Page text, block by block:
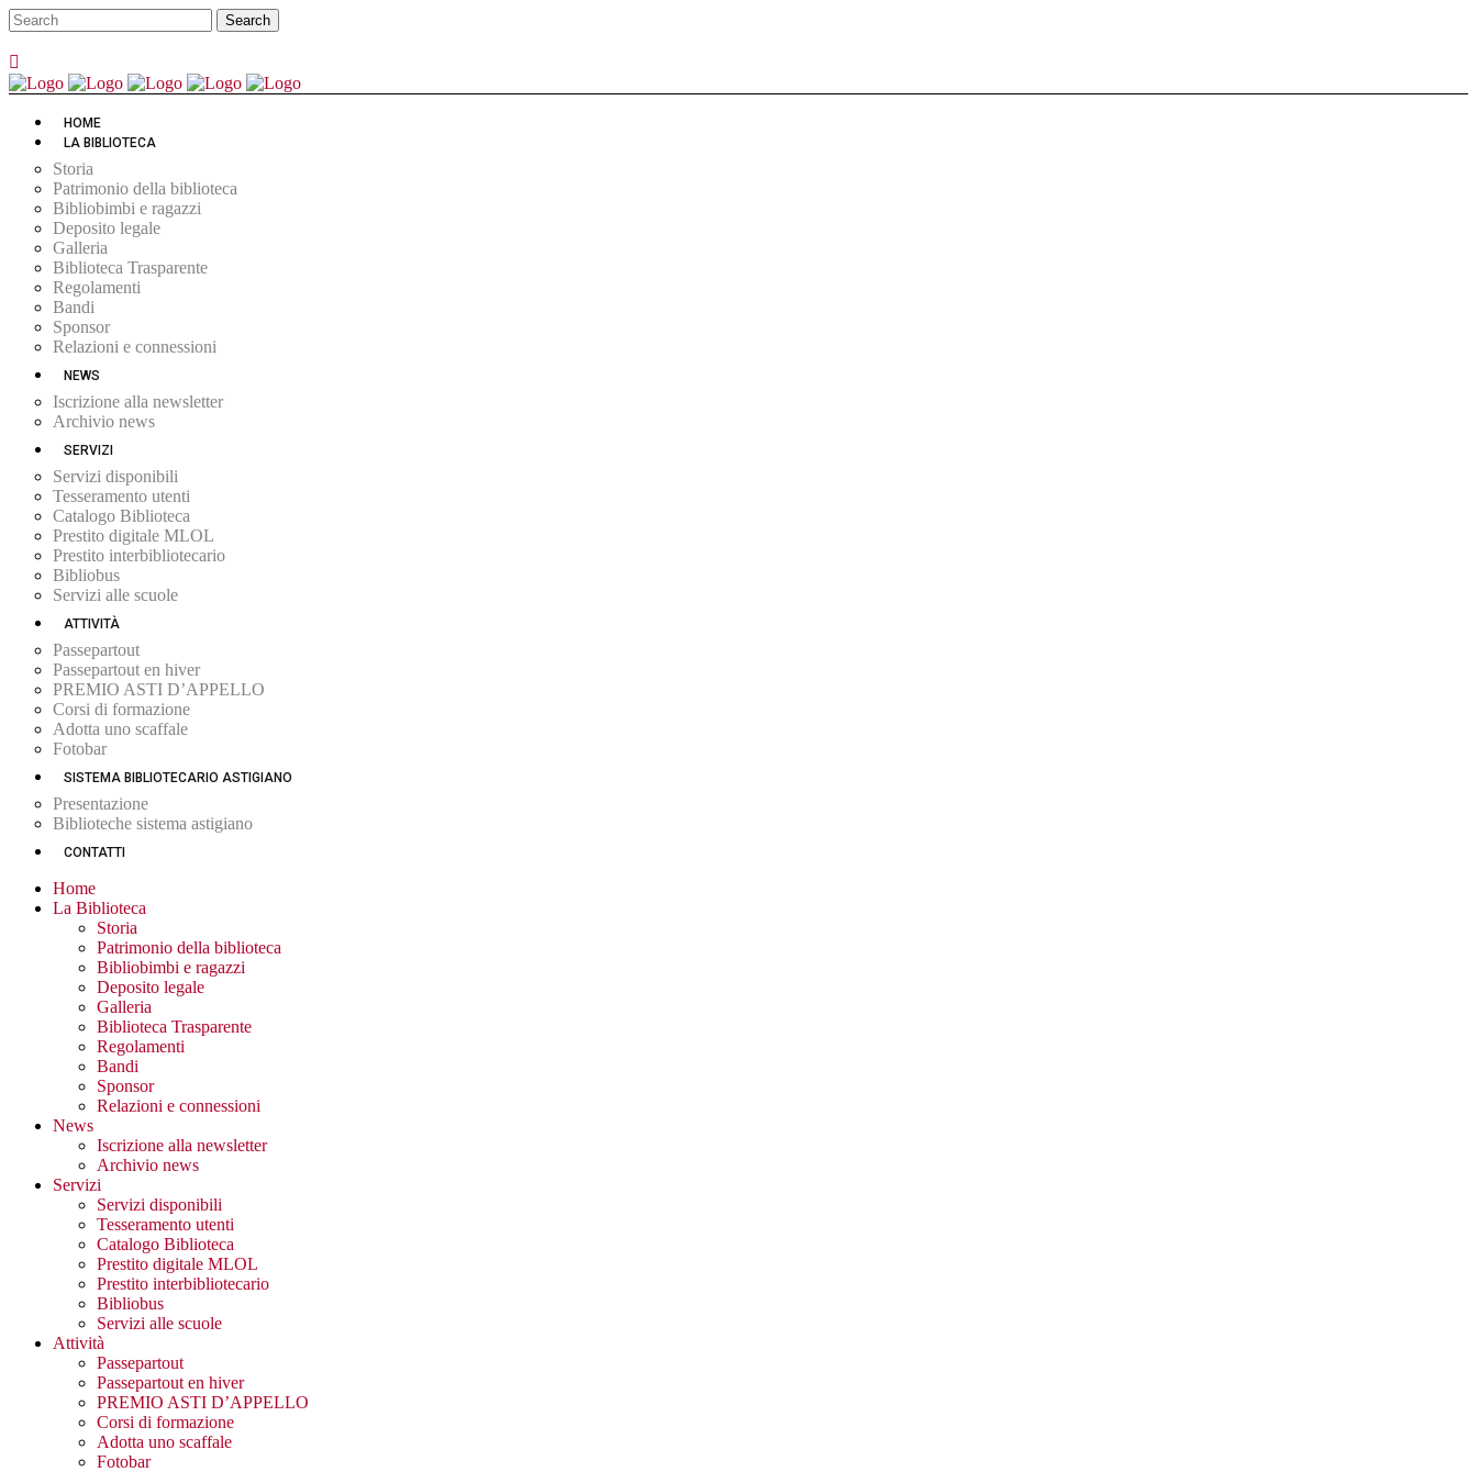
HOME
LA BIBLIOTECA
Storia
Patrimonio della biblioteca
Bibliobimbi e ragazzi
Deposito legale
Galleria
Biblioteca Trasparente
Regolamenti
Bandi
Sponsor
Relazioni e connessioni
NEWS
Iscrizione alla newsletter
Archivio news
SERVIZI
Servizi disponibili
Tesseramento utenti
Catalogo Biblioteca
Prestito digitale MLOL
Prestito interbibliotecario
Bibliobus
Servizi alle scuole
ATTIVITÀ
Passepartout
Passepartout en hiver
PREMIO ASTI D’APPELLO
Corsi di formazione
Adotta uno scaffale
Fotobar
SISTEMA BIBLIOTECARIO ASTIGIANO
Presentazione
Biblioteche sistema astigiano
CONTATTI
Home
La Biblioteca
Storia
Patrimonio della biblioteca
Bibliobimbi e ragazzi
Deposito legale
Galleria
Biblioteca Trasparente
Regolamenti
Bandi
Sponsor
Relazioni e connessioni
News
Iscrizione alla newsletter
Archivio news
Servizi
Servizi disponibili
Tesseramento utenti
Catalogo Biblioteca
Prestito digitale MLOL
Prestito interbibliotecario
Bibliobus
Servizi alle scuole
Attività
Passepartout
Passepartout en hiver
PREMIO ASTI D’APPELLO
Corsi di formazione
Adotta uno scaffale
Fotobar